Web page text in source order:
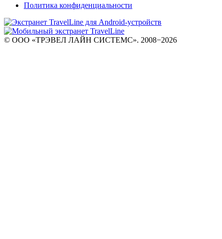
Политика конфиденциальности
© ООО «ТРЭВЕЛ ЛАЙН СИСТЕМС». 2008−2026